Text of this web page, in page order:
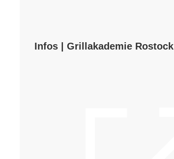
Infos | Grillakademie Rostock